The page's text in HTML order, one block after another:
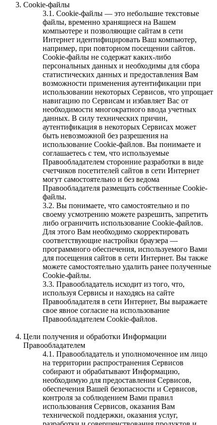
Cookie-файлы
3.1. Cookie-файлы — это небольшие текстовые
файлы, временно хранящиеся на Вашем
компьютере и позволяющие сайтам в сети
Интернет идентифицировать Ваш компьютер,
например, при повторном посещении сайтов.
Cookie-файлы не содержат каких-либо
персональных данных и необходимы для сбора
статистических данных и предоставления Вам
возможности применения аутентификации при
использовании некоторых Сервисов, что упрощает
навигацию по Сервисам и избавляет Вас от
необходимости многократного ввода учетных
данных. В силу технических причин,
аутентификация в некоторых Сервисах может
быть невозможной без разрешения на
использование Cookie-файлов. Вы понимаете и
соглашаетесь с тем, что используемые
Правообладателем сторонние разработки в виде
счетчиков посетителей сайтов в сети Интернет
могут самостоятельно и без ведома
Правообладателя размещать собственные Cookie-
файлы.
3.2. Вы понимаете, что самостоятельно и по
своему усмотрению можете разрешить, запретить
либо ограничить использование Cookie-файлов.
Для этого Вам необходимо скорректировать
соответствующие настройки браузера —
программного обеспечения, используемого Вами
для посещения сайтов в сети Интернет. Вы также
можете самостоятельно удалить ранее полученные
Cookie-файлы.
3.3. Правообладатель исходит из того, что,
используя Сервисы и находясь на сайте
Правообладателя в сети Интернет, Вы выражаете
свое явное согласие на использование
Правообладателем Cookie-файлов.
Цели получения и обработки Информации
Правообладателем
4.1. Правообладатель и уполномоченное им лицо
на территории распространения Сервисов
собирают и обрабатывают Информацию,
необходимую для предоставления Сервисов,
обеспечения Вашей безопасности и Сервисов,
контроля за соблюдением Вами правил
использования Сервисов, оказания Вам
технической поддержки, оказания услуг,